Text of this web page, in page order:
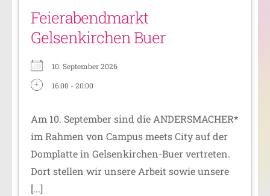
Feierabendmarkt
Gelsenkirchen Buer
10. September 2026
16:00 - 20:00
Am 10. September sind die ANDERSMACHER*
im Rahmen von Campus meets City auf der
Domplatte in Gelsenkirchen-Buer vertreten.
Dort stellen wir unsere Arbeit sowie unsere
[...]